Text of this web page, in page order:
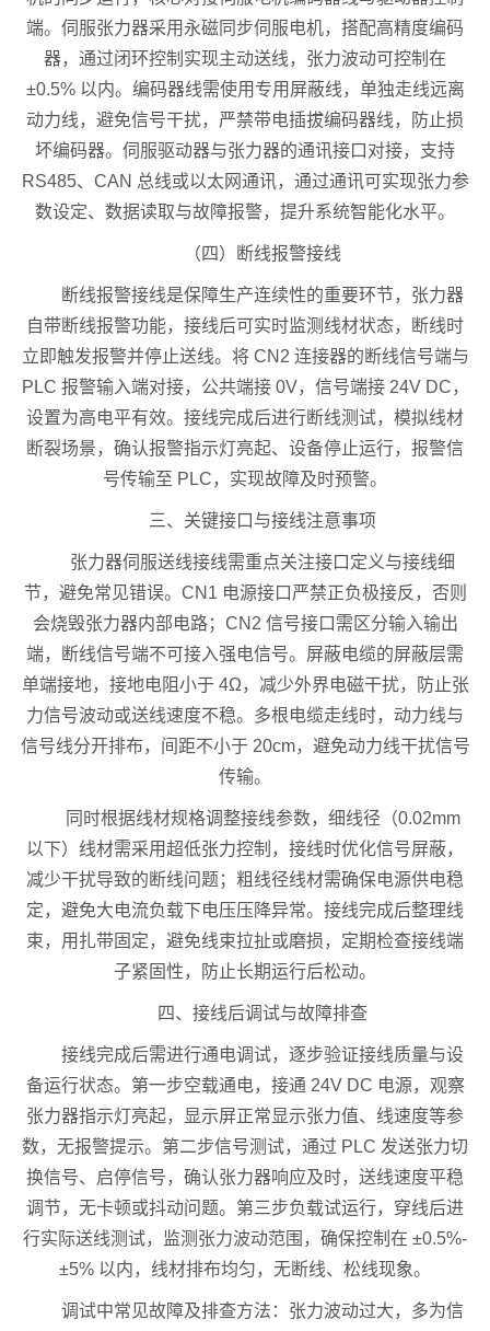
端。伺服张力器采用永磁同步伺服电机，搭配高精度编码
器，通过闭环控制实现主动送线，张力波动可控制在
±0.5% 以内。编码器线需使用专用屏蔽线，单独走线远离
动力线，避免信号干扰，严禁带电插拔编码器线，防止损
坏编码器。伺服驱动器与张力器的通讯接口对接，支持
RS485、CAN 总线或以太网通讯，通过通讯可实现张力参
数设定、数据读取与故障报警，提升系统智能化水平。
（四）断线报警接线
断线报警接线是保障生产连续性的重要环节，张力器
自带断线报警功能，接线后可实时监测线材状态，断线时
立即触发报警并停止送线。将 CN2 连接器的断线信号端与
PLC 报警输入端对接，公共端接 0V，信号端接 24V DC，
设置为高电平有效。接线完成后进行断线测试，模拟线材
断裂场景，确认报警指示灯亮起、设备停止运行，报警信
号传输至 PLC，实现故障及时预警。
三、关键接口与接线注意事项
张力器伺服送线接线需重点关注接口定义与接线细
节，避免常见错误。CN1 电源接口严禁正负极接反，否则
会烧毁张力器内部电路；CN2 信号接口需区分输入输出
端，断线信号端不可接入强电信号。屏蔽电缆的屏蔽层需
单端接地，接地电阻小于 4Ω，减少外界电磁干扰，防止张
力信号波动或送线速度不稳。多根电缆走线时，动力线与
信号线分开排布，间距不小于 20cm，避免动力线干扰信号
传输。
同时根据线材规格调整接线参数，细线径（0.02mm
以下）线材需采用超低张力控制，接线时优化信号屏蔽，
减少干扰导致的断线问题；粗线径线材需确保电源供电稳
定，避免大电流负载下电压压降异常。接线完成后整理线
束，用扎带固定，避免线束拉扯或磨损，定期检查接线端
子紧固性，防止长期运行后松动。
四、接线后调试与故障排查
接线完成后需进行通电调试，逐步验证接线质量与设
备运行状态。第一步空载通电，接通 24V DC 电源，观察
张力器指示灯亮起，显示屏正常显示张力值、线速度等参
数，无报警提示。第二步信号测试，通过 PLC 发送张力切
换信号、启停信号，确认张力器响应及时，送线速度平稳
调节，无卡顿或抖动问题。第三步负载试运行，穿线后进
行实际送线测试，监测张力波动范围，确保控制在 ±0.5%-
±5% 以内，线材排布均匀，无断线、松线现象。
调试中常见故障及排查方法：张力波动过大，多为信